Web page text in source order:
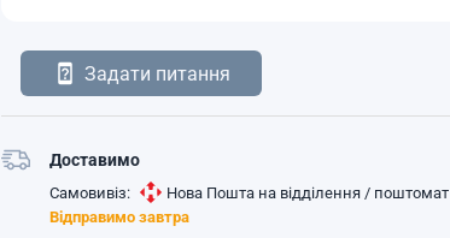
Задати питання
Доставимо
Самовивіз:
Нова Пошта на відділення / поштомат
Відправимо завтра